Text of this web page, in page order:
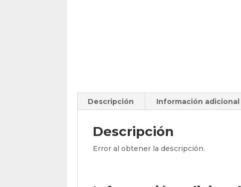
Descripción Información adicional
Descripción
Error al obtener la descripción.